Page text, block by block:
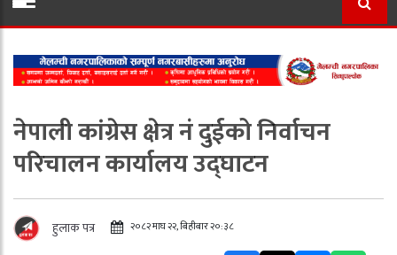
नेपाली कांग्रेस क्षेत्र नं दुईको निर्वाचन
परिचालन कार्यालय उद्घाटन
हुलाक पत्र २०८२ माघ २२, बिहीबार २०:३८